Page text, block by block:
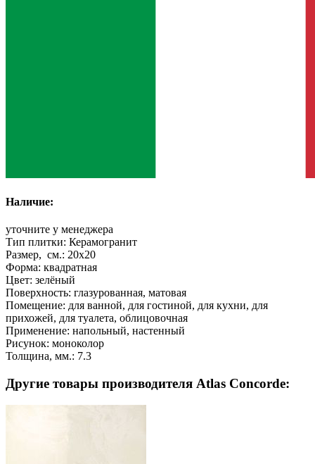
Наличие:
уточните у менеджера
Тип плитки: Керамогранит
Размер, см.: 20x20
Форма: квадратная
Цвет: зелёный
Поверхность: глазурованная, матовая
Помещение: для ванной, для гостиной, для кухни, для
прихожей, для туалета, облицовочная
Применение: напольный, настенный
Рисунок: моноколор
Толщина, мм.: 7.3
Другие товары производителя Atlas Concorde: